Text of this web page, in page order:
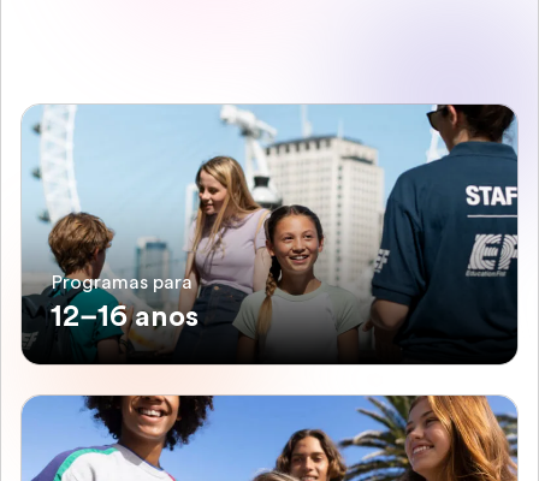
Programas para
12–16 anos